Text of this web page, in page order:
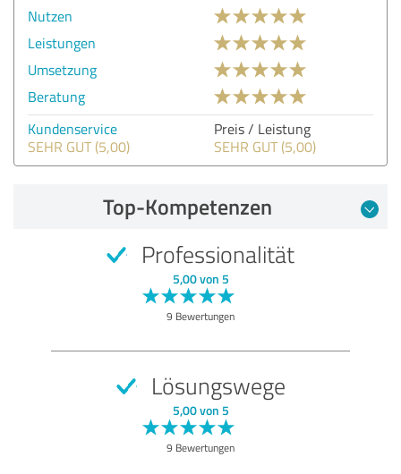
Nutzen
Leistungen
Umsetzung
Beratung
Kundenservice
SEHR GUT (5,00)
Preis / Leistung
SEHR GUT (5,00)
Top-Kompetenzen
Professionalität
5,00 von 5
9 Bewertungen
Lösungswege
5,00 von 5
9 Bewertungen